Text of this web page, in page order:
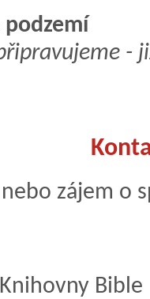
podzemí
-
zájem o
Bible